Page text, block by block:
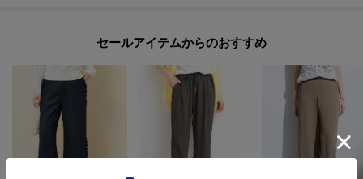
セールアイテムからのおすすめ